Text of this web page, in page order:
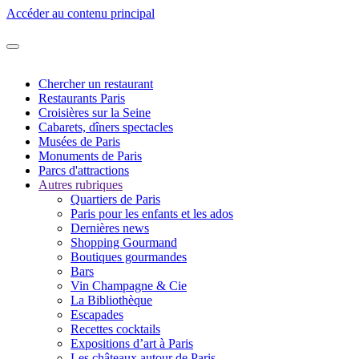
Accéder au contenu principal
Chercher un restaurant
Restaurants Paris
Croisières sur la Seine
Cabarets, dîners spectacles
Musées de Paris
Monuments de Paris
Parcs d'attractions
Autres rubriques
Quartiers de Paris
Paris pour les enfants et les ados
Dernières news
Shopping Gourmand
Boutiques gourmandes
Bars
Vin Champagne & Cie
La Bibliothèque
Escapades
Recettes cocktails
Expositions d’art à Paris